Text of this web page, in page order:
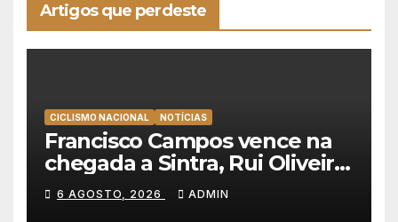
Artigos que perdeste
CICLISMO NACIONAL NOTÍCIAS
Francisco Campos vence na
chegada a Sintra, Rui Oliveira
veste de amarelo na Volta a
Portugal
6 AGOSTO, 2026 ADMIN